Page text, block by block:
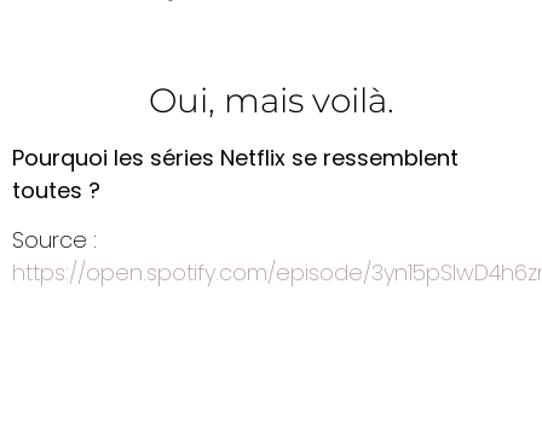
Oui, mais voilà.
Pourquoi les séries Netflix se ressemblent
toutes ?
Source :
https://open.spotify.com/episode/